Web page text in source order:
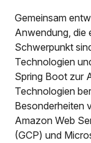
Gemeinsam
Anwendung, die
Schwerpunkt
Technologien
Spring Boot zur
Technologien
Besonderheiten
Amazon Web
(GCP) und